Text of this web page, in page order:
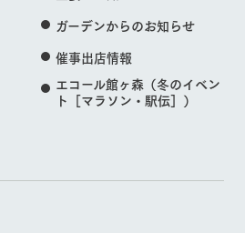
ガーデンからのお知らせ
催事出店情報
エコール館ヶ森（冬のイベン
ト［マラソン・駅伝］）